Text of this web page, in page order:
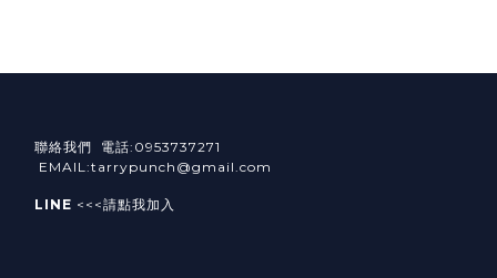
聯絡我們 電話:0953737271
EMAIL:tarrypunch@gmail.com
LINE <<<請點我加入